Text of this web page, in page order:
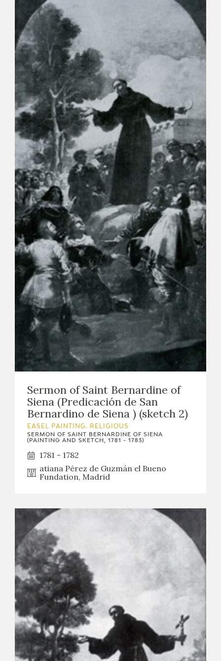
Sermon of Saint Bernardine of
Siena (Predicación de San
Bernardino de Siena ) (sketch 2)
EASEL PAINTING. RELIGIOUS
SERMON OF SAINT BERNARDINE OF SIENA
(PAINTING AND SKETCH, 1781 - 1783)
1781 - 1782
atiana Pérez de Guzmán el Bueno
Fundation, Madrid